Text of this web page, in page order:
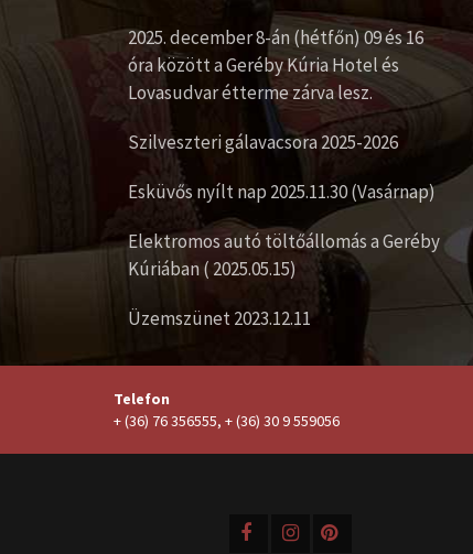
2025. december 8-án (hétfőn) 09 és 16
óra között a Geréby Kúria Hotel és
Lovasudvar étterme zárva lesz.
Szilveszteri gálavacsora 2025-2026
Esküvős nyílt nap 2025.11.30 (Vasárnap)
Elektromos autó töltőállomás a Geréby
Kúriában ( 2025.05.15)
Üzemszünet 2023.12.11
Telefon
+ (36) 76 356555, + (36) 30 9 559056